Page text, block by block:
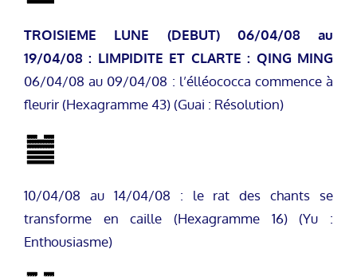
TROISIEME LUNE (DEBUT)
06/04/08 au
19/04/08 : LIMPIDITE ET CLARTE : QING MING
06/04/08 au 09/04/08 : l’élléococca commence à
fleurir (Hexagramme 43) (Guai : Résolution)
10/04/08 au 14/04/08 : le rat des chants se
transforme en caille (Hexagramme 16) (Yu :
Enthousiasme)